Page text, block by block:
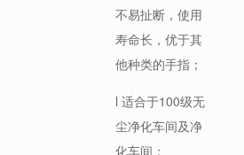
不易扯断，使用
寿命长，优于其
他种类的手指；
l 适合于100级无
尘净化车间及净
化车间；